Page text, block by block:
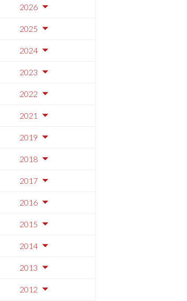
2026
2025
2024
2023
2022
2021
2019
2018
2017
2016
2015
2014
2013
2012